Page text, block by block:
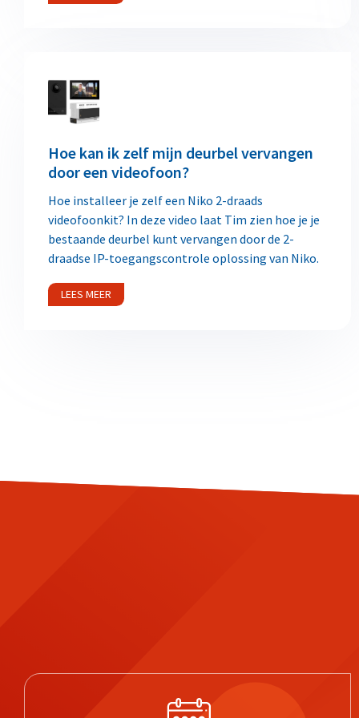
Hoe kan ik zelf mijn deurbel vervangen
door een videofoon?
Hoe installeer je zelf een Niko 2-draads
videofoonkit? In deze video laat Tim zien hoe je je
bestaande deurbel kunt vervangen door de 2-
draadse IP-toegangscontrole oplossing van Niko.
LEES MEER